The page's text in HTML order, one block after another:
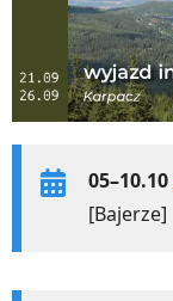
05–10.10
[Bajerze]